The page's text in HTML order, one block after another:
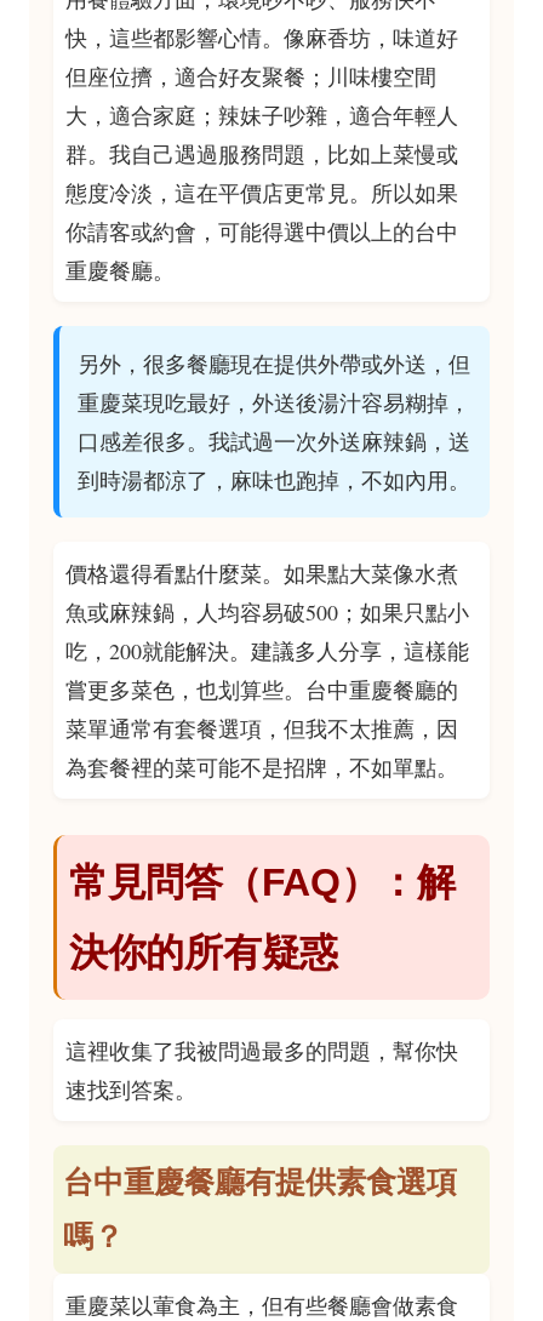
快，這些都影響心情。像麻香坊，味道好
但座位擠，適合好友聚餐；川味樓空間
大，適合家庭；辣妹子吵雜，適合年輕人
群。我自己遇過服務問題，比如上菜慢或
態度冷淡，這在平價店更常見。所以如果
你請客或約會，可能得選中價以上的台中
重慶餐廳。
另外，很多餐廳現在提供外帶或外送，但
重慶菜現吃最好，外送後湯汁容易糊掉，
口感差很多。我試過一次外送麻辣鍋，送
到時湯都涼了，麻味也跑掉，不如內用。
價格還得看點什麼菜。如果點大菜像水煮
魚或麻辣鍋，人均容易破500；如果只點小
吃，200就能解決。建議多人分享，這樣能
嘗更多菜色，也划算些。台中重慶餐廳的
菜單通常有套餐選項，但我不太推薦，因
為套餐裡的菜可能不是招牌，不如單點。
常見問答（FAQ）：解
決你的所有疑惑
這裡收集了我被問過最多的問題，幫你快
速找到答案。
台中重慶餐廳有提供素食選項
嗎？
重慶菜以葷食為主，但有些餐廳會做素食